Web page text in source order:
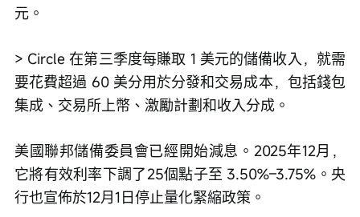
元。
> Circle 在第三季度每賺取 1 美元的儲備收入，就需
要花費超過 60 美分用於分發和交易成本，包括錢包
集成、交易所上幣、激勵計劃和收入分成。
美國聯邦儲備委員會已經開始減息。2025年12月，
它將有效利率下調了25個點子至 3.50%–3.75%。央
行也宣佈於12月1日停止量化緊縮政策。